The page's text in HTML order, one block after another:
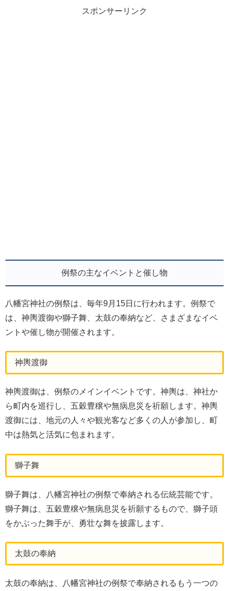
スポンサーリンク
例祭の主なイベントと催し物
八幡宮神社の例祭は、毎年9月15日に行われます。例祭で
は、神輿渡御や獅子舞、太鼓の奉納など、さまざまなイベ
ントや催し物が開催されます。
神輿渡御
神輿渡御は、例祭のメインイベントです。神輿は、神社か
ら町内を巡行し、五穀豊穣や無病息災を祈願します。神輿
渡御には、地元の人々や観光客など多くの人が参加し、町
中は熱気と活気に包まれます。
獅子舞
獅子舞は、八幡宮神社の例祭で奉納される伝統芸能です。
獅子舞は、五穀豊穣や無病息災を祈願するもので、獅子頭
をかぶった舞手が、勇壮な舞を披露します。
太鼓の奉納
太鼓の奉納は、八幡宮神社の例祭で奉納されるもう一つの